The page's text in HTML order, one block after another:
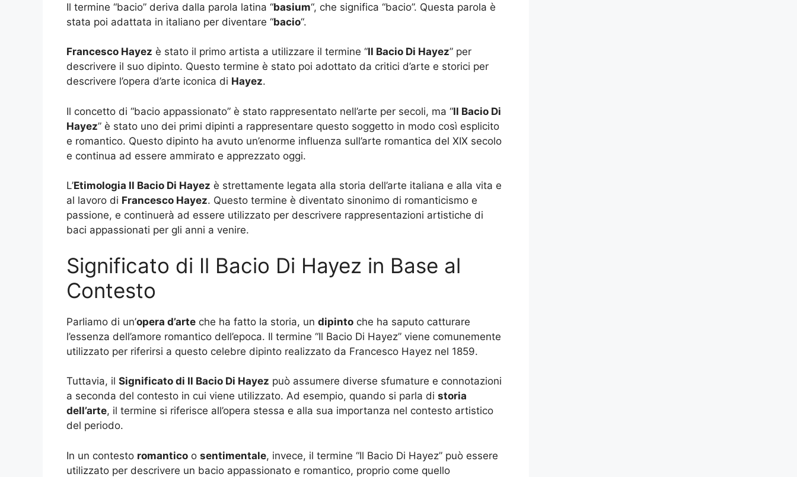
Il termine “bacio” deriva dalla parola latina “basium“, che significa “bacio”. Questa parola è
stata poi adattata in italiano per diventare “bacio“.
Francesco Hayez è stato il primo artista a utilizzare il termine “Il Bacio Di Hayez” per
descrivere il suo dipinto. Questo termine è stato poi adottato da critici d’arte e storici per
descrivere l’opera d’arte iconica di Hayez.
Il concetto di “bacio appassionato” è stato rappresentato nell’arte per secoli, ma “Il Bacio Di
Hayez” è stato uno dei primi dipinti a rappresentare questo soggetto in modo così esplicito
e romantico. Questo dipinto ha avuto un’enorme influenza sull’arte romantica del XIX secolo
e continua ad essere ammirato e apprezzato oggi.
L’Etimologia Il Bacio Di Hayez è strettamente legata alla storia dell’arte italiana e alla vita e
al lavoro di Francesco Hayez. Questo termine è diventato sinonimo di romanticismo e
passione, e continuerà ad essere utilizzato per descrivere rappresentazioni artistiche di
baci appassionati per gli anni a venire.
Significato di Il Bacio Di Hayez in Base al
Contesto
Parliamo di un’opera d’arte che ha fatto la storia, un dipinto che ha saputo catturare
l’essenza dell’amore romantico dell’epoca. Il termine “Il Bacio Di Hayez” viene comunemente
utilizzato per riferirsi a questo celebre dipinto realizzato da Francesco Hayez nel 1859.
Tuttavia, il Significato di Il Bacio Di Hayez può assumere diverse sfumature e connotazioni
a seconda del contesto in cui viene utilizzato. Ad esempio, quando si parla di storia
dell’arte, il termine si riferisce all’opera stessa e alla sua importanza nel contesto artistico
del periodo.
In un contesto romantico o sentimentale, invece, il termine “Il Bacio Di Hayez” può essere
utilizzato per descrivere un bacio appassionato e romantico, proprio come quello